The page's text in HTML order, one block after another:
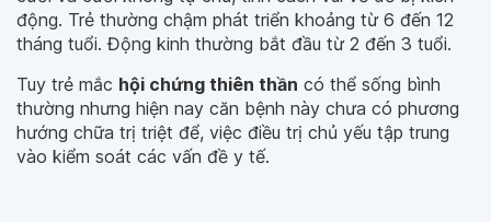
động. Trẻ thường chậm phát triển khoảng từ 6 đến 12
tháng tuổi. Động kinh thường bắt đầu từ 2 đến 3 tuổi.
Tuy trẻ mắc hội chứng thiên thần có thể sống bình
thường nhưng hiện nay căn bệnh này chưa có phương
hướng chữa trị triệt để, việc điều trị chủ yếu tập trung
vào kiểm soát các vấn đề y tế.